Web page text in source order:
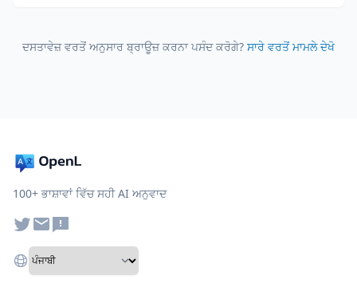
ਦਸਤਾਵੇਜ਼ ਵਰਤੋਂ ਅਨੁਸਾਰ ਬ੍ਰਾਊਜ਼ ਕਰਨਾ ਪਸੰਦ ਕਰੋਗੇ? ਸਾਰੇ ਵਰਤੋਂ ਮਾਮਲੇ ਦੇਖੋ
100+ ਭਾਸ਼ਾਵਾਂ ਵਿੱਚ ਸਹੀ AI ਅਨੁਵਾਦ